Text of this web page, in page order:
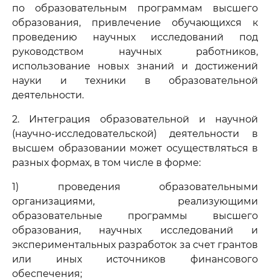
по образовательным программам высшего
образования, привлечение обучающихся к
проведению научных исследований под
руководством научных работников,
использование новых знаний и достижений
науки и техники в образовательной
деятельности.
2. Интеграция образовательной и научной
(научно-исследовательской) деятельности в
высшем образовании может осуществляться в
разных формах, в том числе в форме:
1) проведения образовательными
организациями, реализующими
образовательные программы высшего
образования, научных исследований и
экспериментальных разработок за счет грантов
или иных источников финансового
обеспечения;